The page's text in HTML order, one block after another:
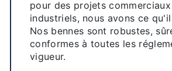
pour des projets
industriels, nous avons ce
Nos bennes sont robustes,
conformes à toutes les
vigueur.